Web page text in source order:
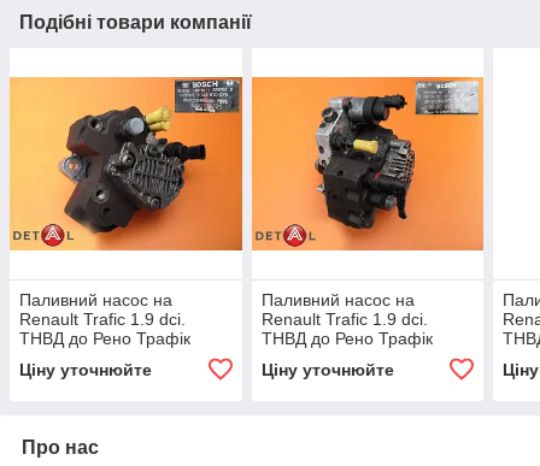
Подібні товари компанії
Паливний насос на
Renault Trafic 1.9 dci.
ТНВД до Рено Трафік
Ціну уточнюйте
Паливний насос на
Renault Trafic 1.9 dci.
ТНВД до Рено Трафік
Ціну уточнюйте
Про нас